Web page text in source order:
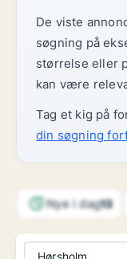
De viste
søgning på
størrelse eller
kan være
Tag et kig på
din søgning
Nye i dag13